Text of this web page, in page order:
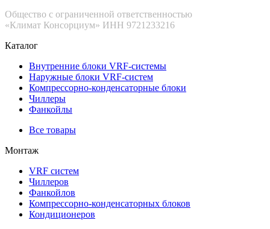
Общество с ограниченной ответственностью
«Климат Консорциум» ИНН 9721233216
Каталог
Внутренние блоки VRF-cистемы
Наружные блоки VRF-cистем
Компрессорно-конденсаторные блоки
Чиллеры
Фанкойлы
Все товары
Монтаж
VRF систем
Чиллеров
Фанкойлов
Компрессорно-конденсаторных блоков
Кондиционеров